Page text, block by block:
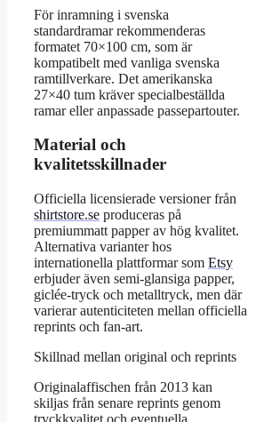
För inramning i svenska
standardramar rekommenderas
formatet 70×100 cm, som är
kompatibelt med vanliga svenska
ramtillverkare. Det amerikanska
27×40 tum kräver specialbeställda
ramar eller anpassade passepartouter.
Material och
kvalitetsskillnader
Officiella licensierade versioner från
shirtstore.se produceras på
premiummatt papper av hög kvalitet.
Alternativa varianter hos
internationella plattformar som Etsy
erbjuder även semi-glansiga papper,
giclée-tryck och metalltryck, men där
varierar autenticiteten mellan officiella
reprints och fan-art.
Skillnad mellan original och reprints
Originalaffischen från 2013 kan
skiljas från senare reprints genom
tryckkvalitet och eventuella